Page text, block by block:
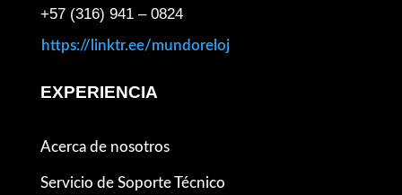
+57 (316) 941 – 0824
https://linktr.ee/mundoreloj
EXPERIENCIA
Acerca de nosotros
Servicio de Soporte Técnico